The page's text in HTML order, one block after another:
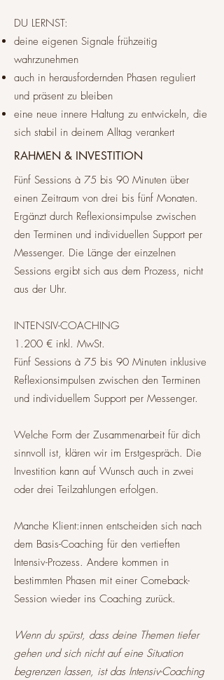
DU LERNST:
deine eigenen Signale frühzeitig
wahrzunehmen
auch in herausfordernden Phasen reguliert
und präsent zu bleiben
eine neue innere Haltung zu entwickeln, die
sich stabil in deinem Alltag verankert​​
RAHMEN & INVESTITION
Fünf Sessions à 75 bis 90 Minuten über
einen Zeitraum von drei bis fünf Monaten.
Ergänzt durch Reflexionsimpulse zwischen
den Terminen und individuellen Support per
Messenger. Die Länge der einzelnen
Sessions ergibt sich aus dem Prozess, nicht
aus der Uhr.
INTENSIV-COACHING
1.200 € inkl. MwSt.
Fünf Sessions à 75 bis 90 Minuten inklusive
Reflexionsimpulsen zwischen den Terminen
und individuellem Support per Messenger.
Welche Form der Zusammenarbeit für dich
sinnvoll ist, klären wir im Erstgespräch. Die
Investition kann auf Wunsch auch in zwei
oder drei Teilzahlungen erfolgen.
Manche Klient:innen entscheiden sich nach
dem Basis-Coaching für den vertieften
Intensiv-Prozess. Andere kommen in
bestimmten Phasen mit einer Comeback-
Session wieder ins Coaching zurück.
Wenn du spürst, dass deine Themen tiefer
gehen und sich nicht auf eine Situation
begrenzen lassen, ist das Intensiv-Coaching